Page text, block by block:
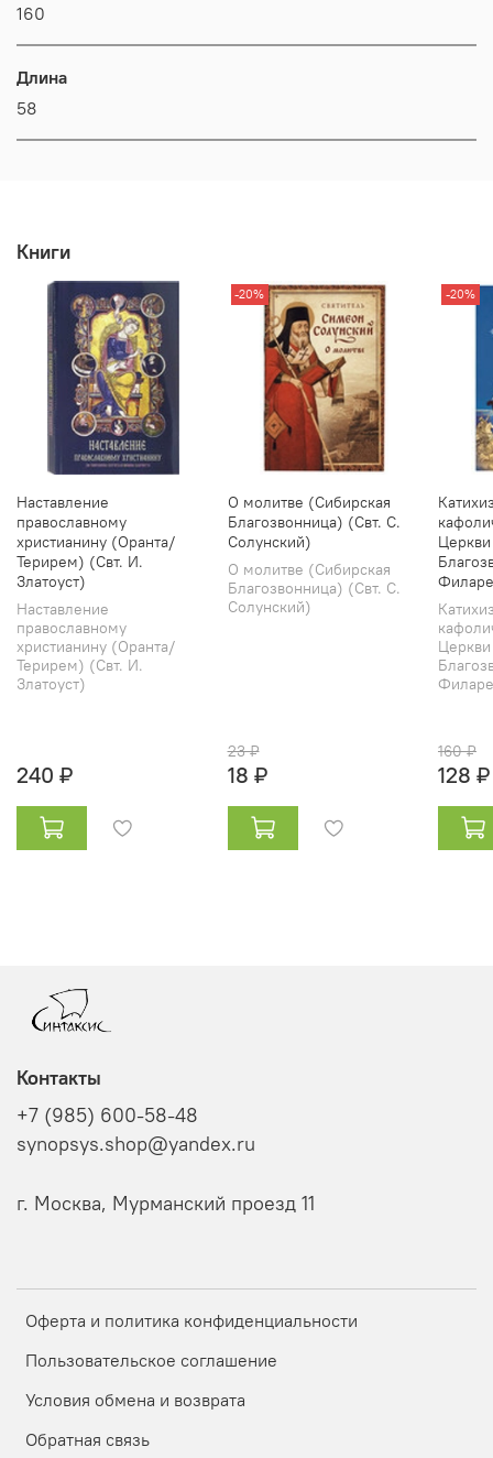
160
Длина
58
Книги
Наставление
православному
христианину (Оранта/
Терирем) (Свт. И.
Златоуст)
Наставление
православному
христианину (Оранта/
Терирем) (Свт. И.
Златоуст)
240 ₽
-20%
О молитве (Сибирская
Благозвонница) (Свт. С.
Солунский)
О молитве (Сибирская
Благозвонница) (Свт. С.
Солунский)
23 ₽
18 ₽
-20%
160 ₽
128 ₽
Оферта и политика конфиденциальности
Пользовательское соглашение
Условия обмена и возврата
Обратная связь
Контакты
+7 (985) 600-58-48
synopsys.shop@yandex.ru
г. Москва, Мурманский проезд 11